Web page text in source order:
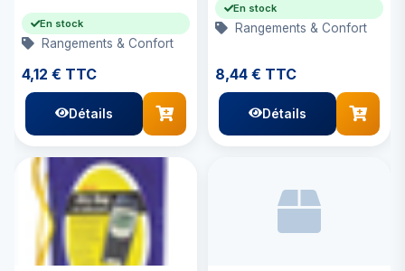
En stock
Rangements & Confort
4,12 € TTC
Détails
En stock
Rangements & Confort
8,44 € TTC
Détails